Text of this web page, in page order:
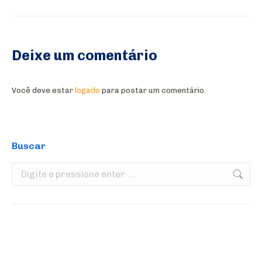
Deixe um comentário
Você deve estar logado para postar um comentário.
Buscar
Search: